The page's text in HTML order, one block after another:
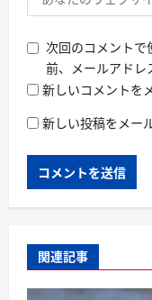
次回のコメントで
前、メールアドレ
新しいコメントを
新しい投稿をメー
関連記事